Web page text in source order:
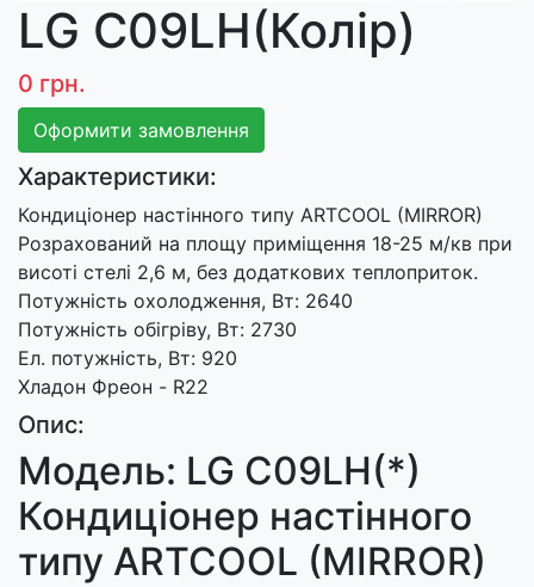
LG C09LH(Колір)
0 грн.
Оформити замовлення
Характеристики:
Кондиціонер настінного типу ARTCOOL (MIRROR)
Розрахований на площу приміщення 18-25 м/кв при
висоті стелі 2,6 м, без додаткових теплоприток.
Потужність охолодження, Вт: 2640
Потужність обігріву, Вт: 2730
Ел. потужність, Вт: 920
Хладон Фреон - R22
Опис:
Модель: LG C09LH(*)
Кондиціонер настінного
типу ARTCOOL (MIRROR)